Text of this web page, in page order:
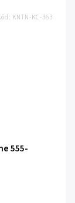
555-
KNTN-KC-363